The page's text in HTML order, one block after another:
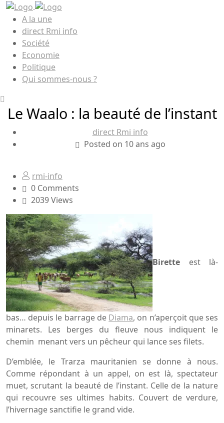
A la une
direct Rmi info
Société
Economie
Politique
Qui sommes-nous ?
Le Waalo : la beauté de l’instant
direct Rmi info
Posted on 10 ans ago
rmi-info
0 Comments
2039 Views
Birette est là-
bas… depuis le barrage de Diama, on n’aperçoit que ses
minarets. Les berges du fleuve nous indiquent le
chemin menant vers un pêcheur qui lance ses filets.
D’emblée, le Trarza mauritanien se donne à nous.
Comme répondant à un appel, on est là, spectateur
muet, scrutant la beauté de l’instant. Celle de la nature
qui recouvre ses ultimes habits. Couvert de verdure,
l’hivernage sanctifie le grand vide.